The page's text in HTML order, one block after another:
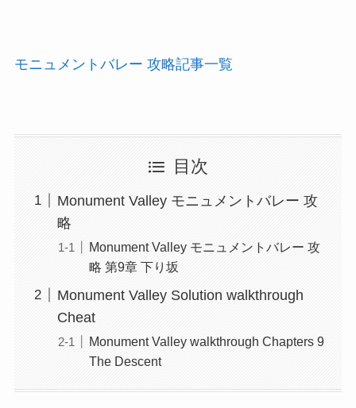
モニュメントバレー 攻略記事一覧
目次
Monument Valley モニュメントバレー 攻
略
Monument Valley モニュメントバレー 攻
略 第9章 下り坂
Monument Valley Solution walkthrough
Cheat
Monument Valley walkthrough Chapters 9
The Descent